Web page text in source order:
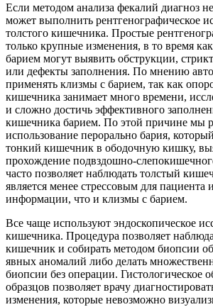
Если методом анализа фекалий диагноз
может выполнить рентгенографическое
толстого кишечника. Простые
только крупные изменения, в то время
барием могут выявить обструкции,
или дефекты заполнения. По мнению
применять клизмы с барием, так как
кишечника занимает много времени,
и сложно достичь эффективного
кишечника барием. По этой причине мы
использование перорально бария,
тонкий кишечник в ободочную кишку,
прохождение подвздошно-
часто позволяет наблюдать толстый
является менее стрессовым для пациента
информации, что и клизмы с барием.
Все чаще используют эндоскопическое
кишечника. Процедура позволяет
кишечник и собирать методом биопсии
явных аномалий либо делать
биопсии без операции. Гистологическое
образцов позволяет врачу
изменения, которые невозможно